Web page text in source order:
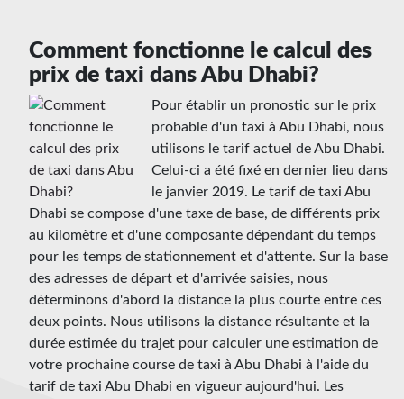
Comment fonctionne le calcul des
prix de taxi dans Abu Dhabi?
Pour établir un pronostic sur le prix
probable d'un taxi à Abu Dhabi, nous
utilisons le tarif actuel de Abu Dhabi.
Celui-ci a été fixé en dernier lieu dans
le janvier 2019. Le tarif de taxi Abu
Dhabi se compose d'une taxe de base, de différents prix
au kilomètre et d'une composante dépendant du temps
pour les temps de stationnement et d'attente. Sur la base
des adresses de départ et d'arrivée saisies, nous
déterminons d'abord la distance la plus courte entre ces
deux points. Nous utilisons la distance résultante et la
durée estimée du trajet pour calculer une estimation de
votre prochaine course de taxi à Abu Dhabi à l'aide du
tarif de taxi Abu Dhabi en vigueur aujourd'hui. Les